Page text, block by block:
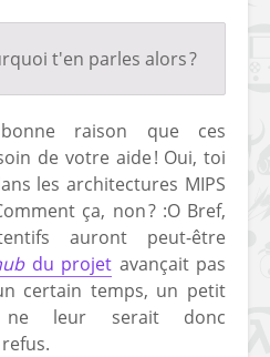
t'en parles alors ?
raison que ces
de votre aide ! Oui, toi
les architectures MIPS
ça, non ? :O Bref,
auront peut-être
du projet avançait pas
certain temps, un petit
leur serait donc
CBPS
une
de